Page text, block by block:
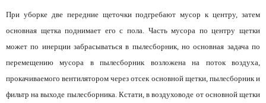
При уборке две передние щеточки подгребают мусор к центру, затем
основная щетка поднимает его с пола. Часть мусора по центру щетки
может по инерции забрасываться в пылесборник, но основная задача по
перемещению мусора в пылесборник возложена на поток воздуха,
прокачиваемого вентилятором через отсек основной щетки, пылесборник и
фильтр на выходе пылесборника. Кстати, в воздуховоде от основной щетки